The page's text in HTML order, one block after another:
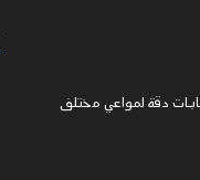
دقة لمواعي مختلف